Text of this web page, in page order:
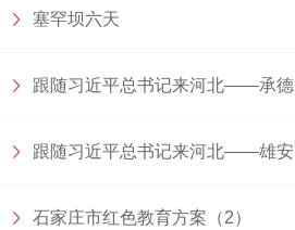
塞罕坝六天
跟随习近平总书记来河北——承德
跟随习近平总书记来河北——雄安
石家庄市红色教育方案（2）